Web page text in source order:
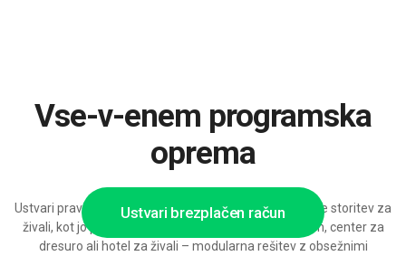
Ustvari brezplačen račun
Vse-v-enem programska
oprema
Ustvari prav takšno programsko opremo za rezervacije storitev za
živali, kot jo potrebuje tvoja veterinarska klinika, salon, center za
dresuro ali hotel za živali – modularna rešitev z obsežnimi